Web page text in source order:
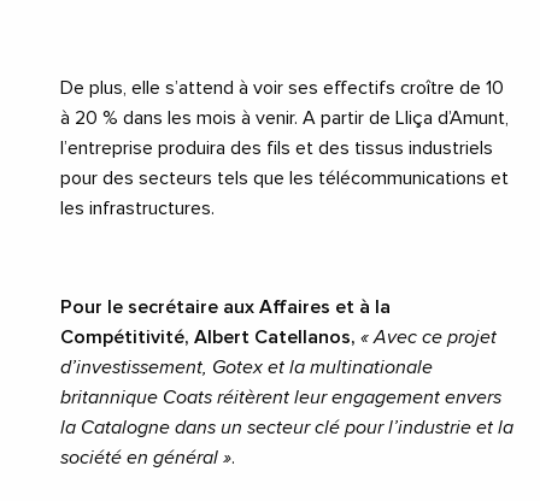
De plus, elle s’attend à voir ses effectifs croître de 10
à 20 % dans les mois à venir. A partir de Lliça d’Amunt,
l’entreprise produira des fils et des tissus industriels
pour des secteurs tels que les télécommunications et
les infrastructures.
Pour le secrétaire aux Affaires et à la
Compétitivité, Albert Catellanos, « Avec ce projet
d’investissement, Gotex et la multinationale
britannique Coats réitèrent leur engagement envers
la Catalogne dans un secteur clé pour l’industrie et la
société en général ».